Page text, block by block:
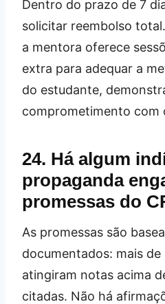
Dentro do prazo de 7
solicitar reembolso
a mentora oferece
extra para adequar a
do estudante,
comprometimento com
24. Há algum
propaganda
promessas do
As promessas são
documentados: mais
atingiram notas acima
citadas. Não há